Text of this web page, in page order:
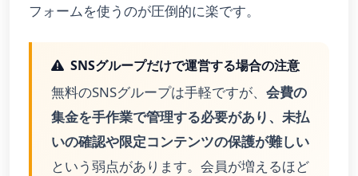
フォームを使うのが圧倒的に楽です。
SNSグループだけで運営する場合の注意
無料のSNSグループは手軽ですが、 会費の
集金を手作業で管理する必要があり、未払
いの確認や限定コンテンツの保護が難しい
という弱点があります。会員が増えるほど